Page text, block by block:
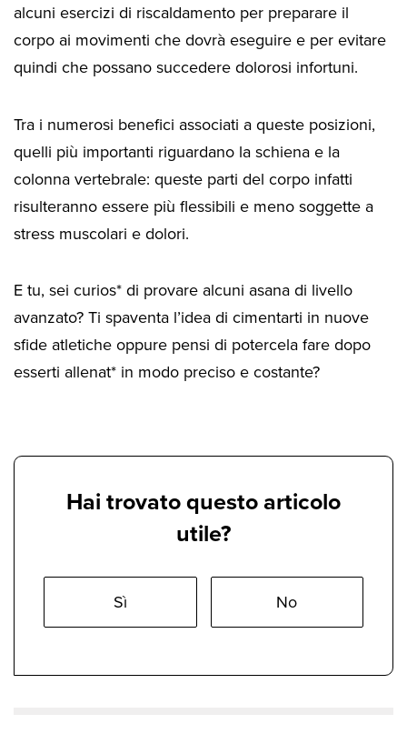
alcuni esercizi di riscaldamento per preparare il
corpo ai movimenti che dovrà eseguire e per evitare
quindi che possano succedere dolorosi infortuni.
Tra i numerosi benefici associati a queste posizioni,
quelli più importanti riguardano la schiena e la
colonna vertebrale: queste parti del corpo infatti
risulteranno essere più flessibili e meno soggette a
stress muscolari e dolori.
E tu, sei curios* di provare alcuni asana di livello
avanzato? Ti spaventa l’idea di cimentarti in nuove
sfide atletiche oppure pensi di potercela fare dopo
esserti allenat* in modo preciso e costante?
Hai trovato questo articolo
utile?
Sì No